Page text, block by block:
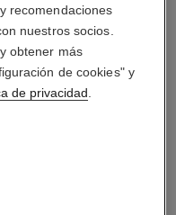
recomendaciones
nuestros socios.
obtener más
de cookies" y
de privacidad